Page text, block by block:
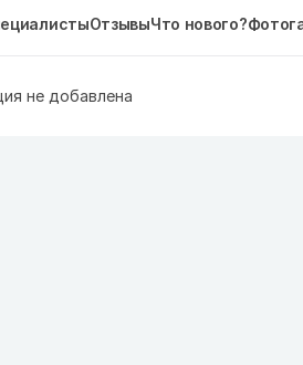
ОтзывыЧто нового?
не добавлена